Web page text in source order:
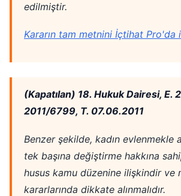
edilmiştir.
Kararın tam metnini İçtihat
(Kapatılan) 18. Hukuk Dairesi, E.
2011/6799, T. 07.06.2011
Benzer şekilde, kadın evlenmekle
tek başına değiştirme hakkına
husus kamu düzenine ilişkindir ve
kararlarında dikkate alınmalıdır.